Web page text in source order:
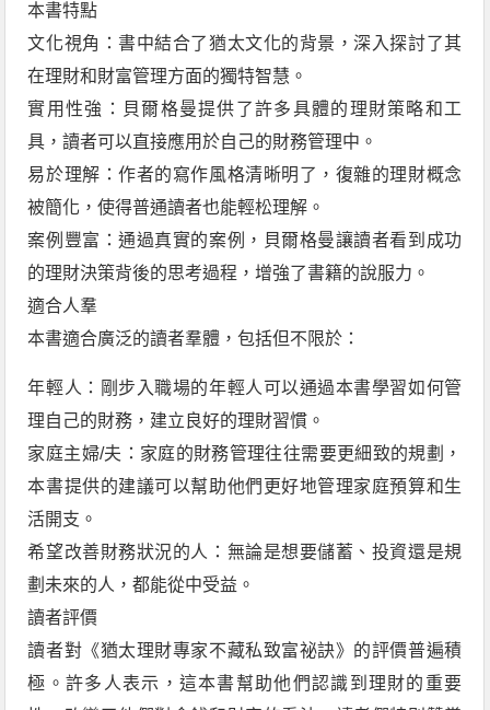
本書特點
文化視角：書中結合了猶太文化的背景，深入探討了其
在理財和財富管理方面的獨特智慧。
實用性強：貝爾格曼提供了許多具體的理財策略和工
具，讀者可以直接應用於自己的財務管理中。
易於理解：作者的寫作風格清晰明了，復雜的理財概念
被簡化，使得普通讀者也能輕松理解。
案例豐富：通過真實的案例，貝爾格曼讓讀者看到成功
的理財決策背後的思考過程，增強了書籍的說服力。
適合人羣
本書適合廣泛的讀者羣體，包括但不限於：
年輕人：剛步入職場的年輕人可以通過本書學習如何管
理自己的財務，建立良好的理財習慣。
家庭主婦/夫：家庭的財務管理往往需要更細致的規劃，
本書提供的建議可以幫助他們更好地管理家庭預算和生
活開支。
希望改善財務狀況的人：無論是想要儲蓄、投資還是規
劃未來的人，都能從中受益。
讀者評價
讀者對《猶太理財專家不藏私致富祕訣》的評價普遍積
極。許多人表示，這本書幫助他們認識到理財的重要